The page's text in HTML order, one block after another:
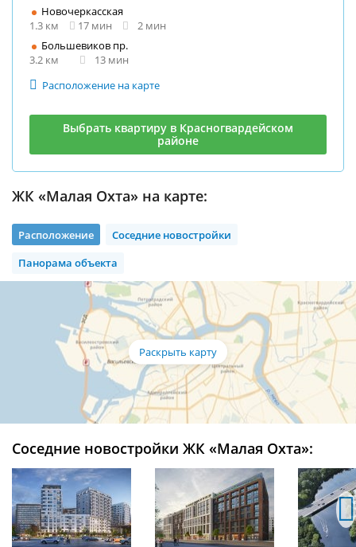
Новочеркасская
1.3 км
17 мин
2 мин
Большевиков пр.
3.2 км
13 мин
Расположение на карте
Выбрать квартиру в Красногвардейском
районе
ЖК «Малая Охта» на карте:
Расположение
Соседние новостройки
Панорама объекта
Соседние новостройки ЖК «Малая Охта»: